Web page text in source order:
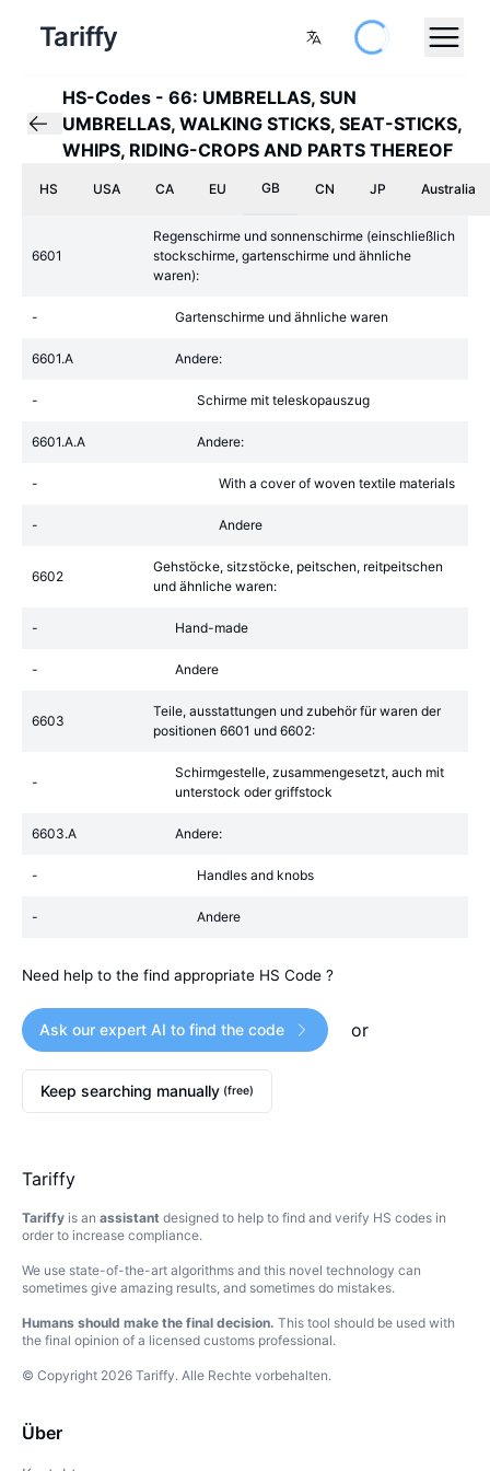
Tariffy
HS-Codes - 66: UMBRELLAS, SUN
UMBRELLAS, WALKING STICKS, SEAT-STICKS,
WHIPS, RIDING-CROPS AND PARTS THEREOF
HS USA CA EU GB CN JP Australia
6601
Regenschirme und sonnenschirme (einschließlich
stockschirme, gartenschirme und ähnliche
waren):
- Gartenschirme und ähnliche waren
6601.A Andere:
- Schirme mit teleskopauszug
6601.A.A Andere:
- With a cover of woven textile materials
- Andere
6602
Gehstöcke, sitzstöcke, peitschen, reitpeitschen
und ähnliche waren:
- Hand-made
- Andere
6603
Teile, ausstattungen und zubehör für waren der
positionen 6601 und 6602:
-
Schirmgestelle, zusammengesetzt, auch mit
unterstock oder griffstock
6603.A Andere:
- Handles and knobs
- Andere
Need help to the find appropriate HS Code ?
Ask our expert AI to find the code or
Keep searching manually (free)
Tariffy
Tariffy is an assistant designed to help to find and verify HS codes in
order to increase compliance.
We use state-of-the-art algorithms and this novel technology can
sometimes give amazing results, and sometimes do mistakes.
Humans should make the final decision. This tool should be used with
the final opinion of a licensed customs professional.
© Copyright 2026 Tariffy. Alle Rechte vorbehalten.
Über